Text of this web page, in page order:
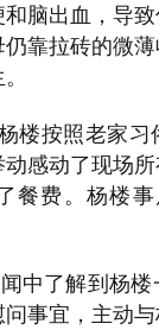
和脑出血，导
靠拉砖的微
楼按照老家习
感动了现场
餐费。杨楼
中了解到杨
事宜，主动